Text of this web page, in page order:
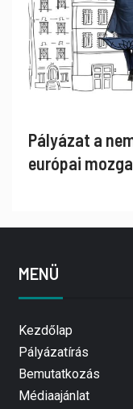
Pályázat a
európai
MENÜ
Kezdőlap
Pályázatírás
Bemutatkozás
Médiaajánlat